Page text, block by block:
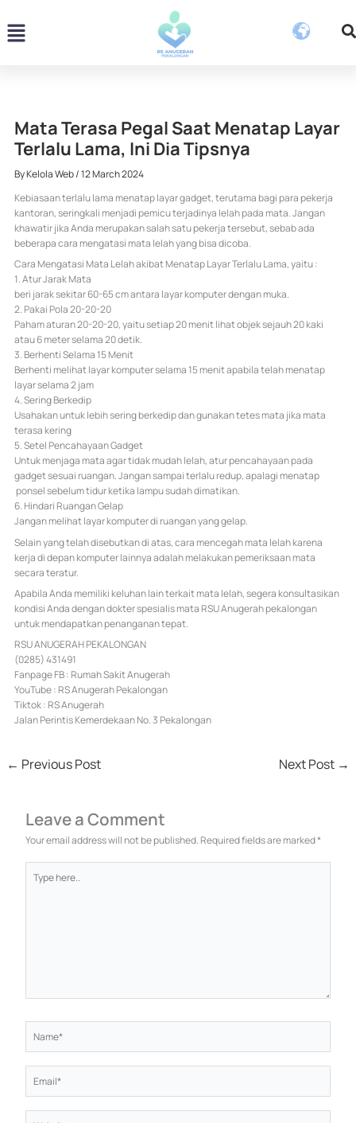
to
content
Menu
Mata Terasa Pegal Saat Menatap Layar
Terlalu Lama, Ini Dia Tipsnya
ByKelola Web/12 March 2024
Kebiasaan terlalu lama menatap layar gadget, terutama bagi para pekerja
kantoran, seringkali menjadi pemicu terjadinya lelah pada mata. Jangan
khawatir jika Anda merupakan salah satu pekerja tersebut, sebab ada
beberapa cara mengatasi mata lelah yang bisa dicoba.
Cara Mengatasi Mata Lelah akibat Menatap Layar Terlalu Lama, yaitu :
1. Atur Jarak Mata
beri jarak sekitar 60-65 cm antara layar komputer dengan muka.
2. Pakai Pola 20-20-20
Paham aturan 20-20-20, yaitu setiap 20 menit lihat objek sejauh 20 kaki
atau 6 meter selama 20 detik.
3. Berhenti Selama 15 Menit
Berhenti melihat layar komputer selama 15 menit apabila telah menatap
layar selama 2 jam
4. Sering Berkedip
Usahakan untuk lebih sering berkedip dan gunakan tetes mata jika mata
terasa kering
5. Setel Pencahayaan Gadget
Untuk menjaga mata agar tidak mudah lelah, atur pencahayaan pada
gadget sesuai ruangan. Jangan sampai terlalu redup, apalagi menatap
ponsel sebelum tidur ketika lampu sudah dimatikan.
6. Hindari Ruangan Gelap
Jangan melihat layar komputer di ruangan yang gelap.
Selain yang telah disebutkan di atas, cara mencegah mata lelah karena
kerja di depan komputer lainnya adalah melakukan pemeriksaan mata
secara teratur.
Apabila Anda memiliki keluhan lain terkait mata lelah, segera konsultasikan
kondisi Anda dengan dokter spesialis mata RSU Anugerah pekalongan
untuk mendapatkan penanganan tepat.
RSU ANUGERAH PEKALONGAN
(0285) 431491
Fanpage FB : Rumah Sakit Anugerah
YouTube : RS Anugerah Pekalongan
Tiktok : RS Anugerah
Jalan Perintis Kemerdekaan No. 3 Pekalongan
← Previous Post Next Post →
Leave a Comment
Your email address will not be published. Required fields are marked*
here..